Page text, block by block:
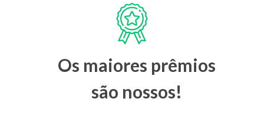
Os maiores prêmios
são nossos!